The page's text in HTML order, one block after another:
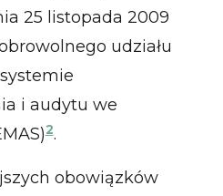
25 listopada 2009
udziału
i audytu we
2.
obowiązków